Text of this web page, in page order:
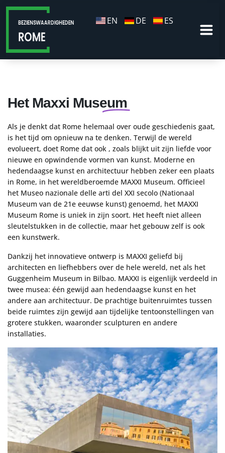
EN DE ES
Het Maxxi Museum
Als je denkt dat Rome helemaal over oude geschiedenis gaat,
is het tijd om opnieuw na te denken. Terwijl de wereld
evolueert, doet Rome dat ook , zoals blijkt uit zijn liefde voor
nieuwe en opwindende vormen van kunst. Moderne en
hedendaagse kunst en architectuur hebben zeker een plaats
in Rome, in het wereldberoemde MAXXI Museum. Officieel
het Museo nazionale delle arti del XXI secolo (Nationaal
Museum van de 21e eeuwse kunst) genoemd, het MAXXI
Museum Rome is uniek in zijn soort. Het heeft niet alleen
sleutelstukken in de collectie, maar het gebouw zelf is ook
een kunstwerk.
Dankzij het innovatieve ontwerp is MAXXI geliefd bij
architecten en liefhebbers over de hele wereld, net als het
Guggenheim Museum in Bilbao. MAXXI is eigenlijk verdeeld in
twee musea: één gewijd aan hedendaagse kunst en het
andere aan architectuur. De prachtige buitenruimtes tussen
beide ruimtes zijn gewijd aan tijdelijke tentoonstellingen van
grotere stukken, waaronder sculpturen en andere
installaties.